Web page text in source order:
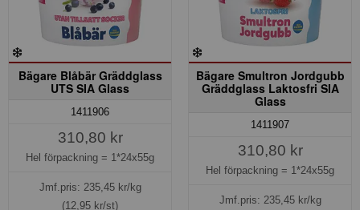
Bägare Blåbär Gräddglass
UTS SIA Glass
1411906
310,80 kr
Hel förpackning = 1*24x55g
Jmf.pris: 235,45kr/kg
(12,95 kr/st)
Bägare Smultron Jordgubb
Gräddglass Laktosfri SIA
Glass
1411907
310,80 kr
Hel förpackning = 1*24x55g
Jmf.pris: 235,45kr/kg